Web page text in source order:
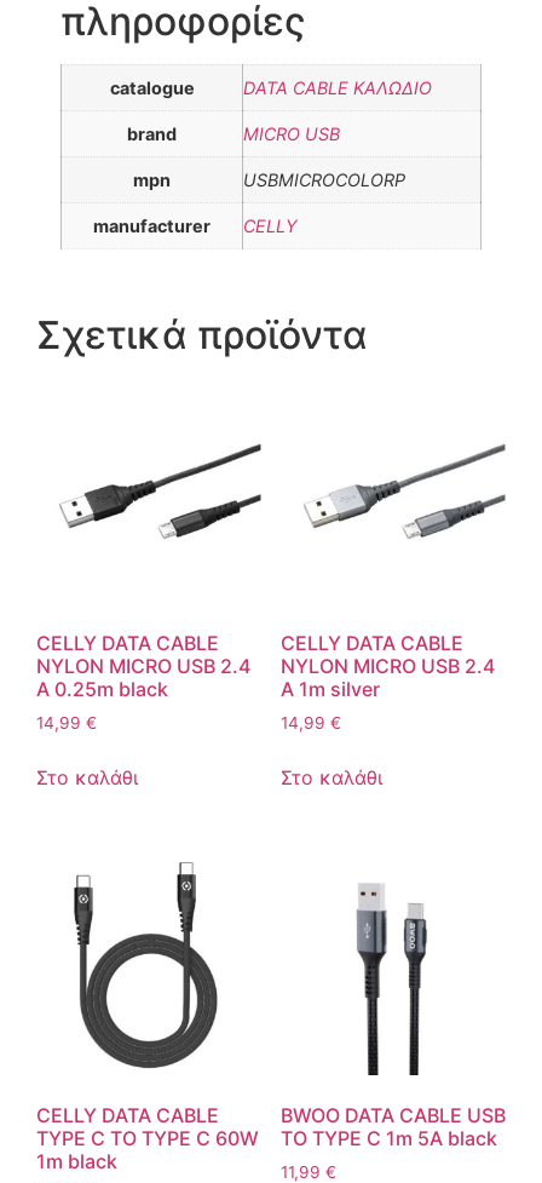
πληροφορίες
catalogue DATA CABLE ΚΑΛΩΔΙΟ
brand MICRO USB
mpn USBMICROCOLORP
manufacturer CELLY
Σχετικά προϊόντα
CELLY DATA CABLE
NYLON MICRO USB 2.4
A 0.25m black
14,99 €
Στο καλάθι
CELLY DATA CABLE
NYLON MICRO USB 2.4
A 1m silver
14,99 €
Στο καλάθι
CELLY DATA CABLE
TYPE C TO TYPE C 60W
1m black
BWOO DATA CABLE USB
TO TYPE C 1m 5A black
11,99 €